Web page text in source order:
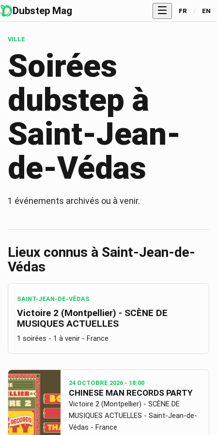
Dubstep Mag FR / EN
VILLE
Soirées
dubstep à
Saint-Jean-
de-Védas
1 événements archivés ou à venir.
Lieux connus à Saint-Jean-de-
Védas
SAINT-JEAN-DE-VÉDAS
Victoire 2 (Montpellier) - SCÈNE DE
MUSIQUES ACTUELLES
1 soirées - 1 à venir - France
24 OCTOBRE 2026 - 18:00
CHINESE MAN RECORDS PARTY
Victoire 2 (Montpellier) - SCÈNE DE
MUSIQUES ACTUELLES - Saint-Jean-de-
Védas - France